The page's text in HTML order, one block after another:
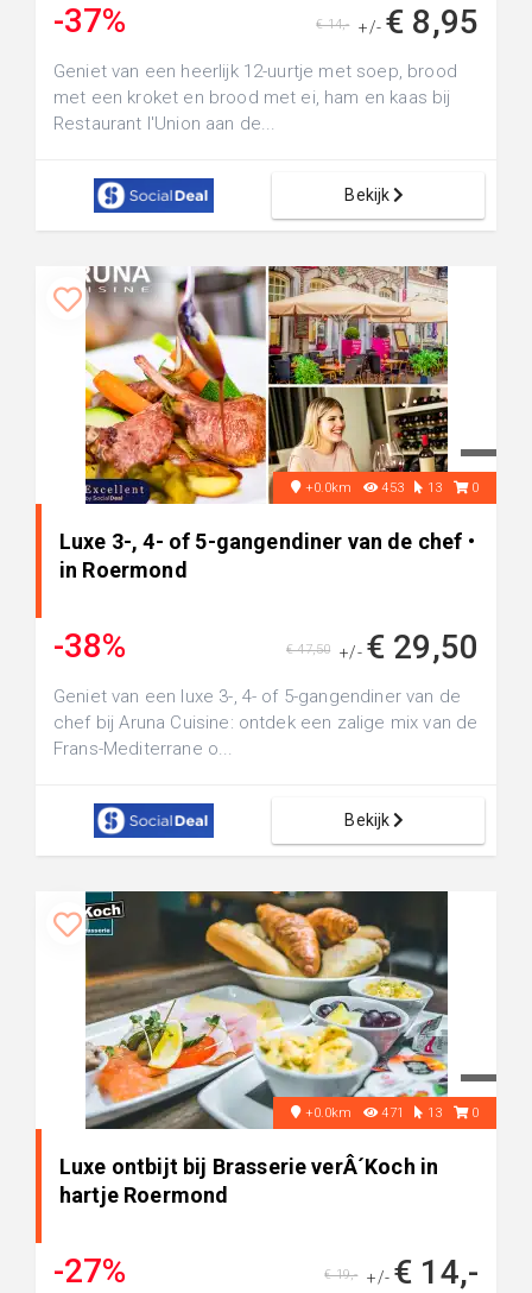
-37% +/- € 8,95
€ 14,-
Geniet van een heerlijk 12-uurtje met soep, brood
met een kroket en brood met ei, ham en kaas bij
Restaurant l'Union aan de...
Bekijk
+0.0km 453 13 0
Luxe 3-, 4- of 5-gangendiner van de chef •
in Roermond
-38% +/- € 29,50
€ 47,50
Geniet van een luxe 3-, 4- of 5-gangendiner van de
chef bij Aruna Cuisine: ontdek een zalige mix van de
Frans-Mediterrane o...
Bekijk
+0.0km 471 13 0
Luxe ontbijt bij Brasserie verÂ´Koch in
hartje Roermond
-27% +/- € 14,-
€ 19,-